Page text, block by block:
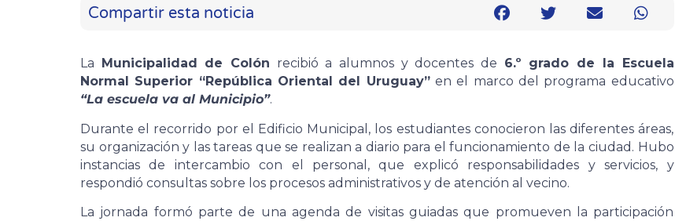
Compartir esta noticia
La Municipalidad de Colón recibió a alumnos y docentes de 6.º grado de la Escuela
Normal Superior “República Oriental del Uruguay”en el marco del programa educativo
“La escuela va al Municipio”.
Durante el recorrido por el Edificio Municipal, los estudiantes conocieron las diferentes áreas,
su organización y las tareas que se realizan a diario para el funcionamiento de la ciudad. Hubo
instancias de intercambio con el personal, que explicó responsabilidades y servicios, y
respondió consultas sobre los procesos administrativos y de atención al vecino.
La jornada formó parte de una agenda de visitas guiadas que promueven la participación